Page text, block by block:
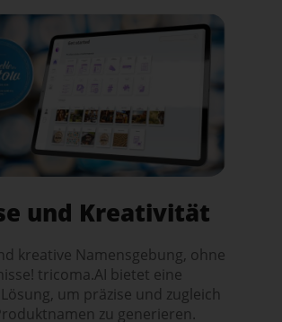
und Kreativität
kreative Namensgebung, ohne
tricoma.AI bietet eine
um präzise und zugleich
zu generieren.